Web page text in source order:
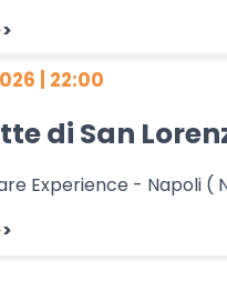
| 22:00
di San
Experience - Napoli (